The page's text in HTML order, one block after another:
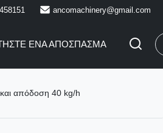
ancomachinery@gmail.com
ΈΝΑ ΑΠΌΣΠΑΣΜΑ
απόδοση 40 kg/h